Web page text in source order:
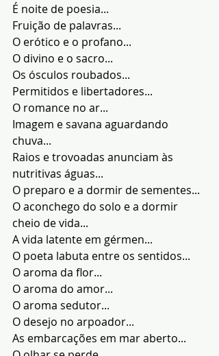
É noite de poesia...
Fruição de palavras...
O erótico e o profano...
O divino e o sacro...
Os ósculos roubados...
Permitidos e libertadores...
O romance no ar...
Imagem e savana aguardando
chuva...
Raios e trovoadas anunciam às
nutritivas águas...
O preparo e a dormir de sementes...
O aconchego do solo e a dormir
cheio de vida...
A vida latente em gérmen...
O poeta labuta entre os sentidos...
O aroma da flor...
O aroma do amor...
O aroma sedutor...
O desejo no arpoador...
As embarcações em mar aberto...